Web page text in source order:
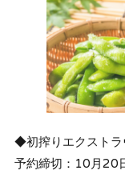
◆初搾りエクストラ
予約締切：10月20